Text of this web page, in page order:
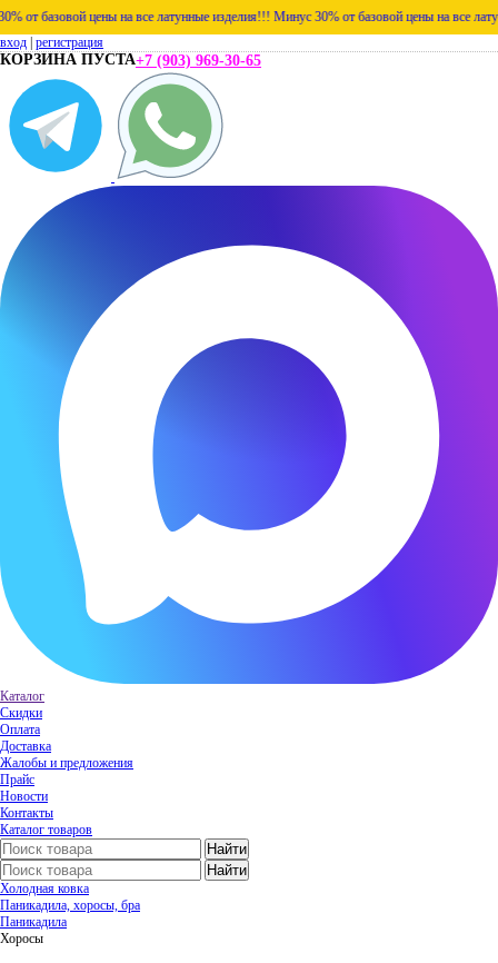
цены на все латунные изделия!!! Минус 30% от базовой цены на все латунные
вход регистрация
КОРЗИНА ПУСТА+7 (903) 969-30-65
Каталог
Скидки
Оплата
Доставка
Жалобы и предложения
Прайс
Новости
Контакты
Каталог товаров
Холодная ковка
Паникадила, хоросы, бра
Паникадила
Хоросы